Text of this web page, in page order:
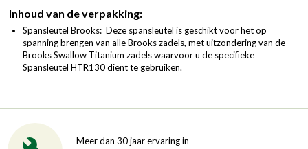
Inhoud van de verpakking:
Spansleutel Brooks: Deze spansleutel is geschikt voor het op
spanning brengen van alle Brooks zadels, met uitzondering van de
Brooks Swallow Titanium zadels waarvoor u de specifieke
Spansleutel HTR130 dient te gebruiken.
Meer dan 30 jaar ervaring in